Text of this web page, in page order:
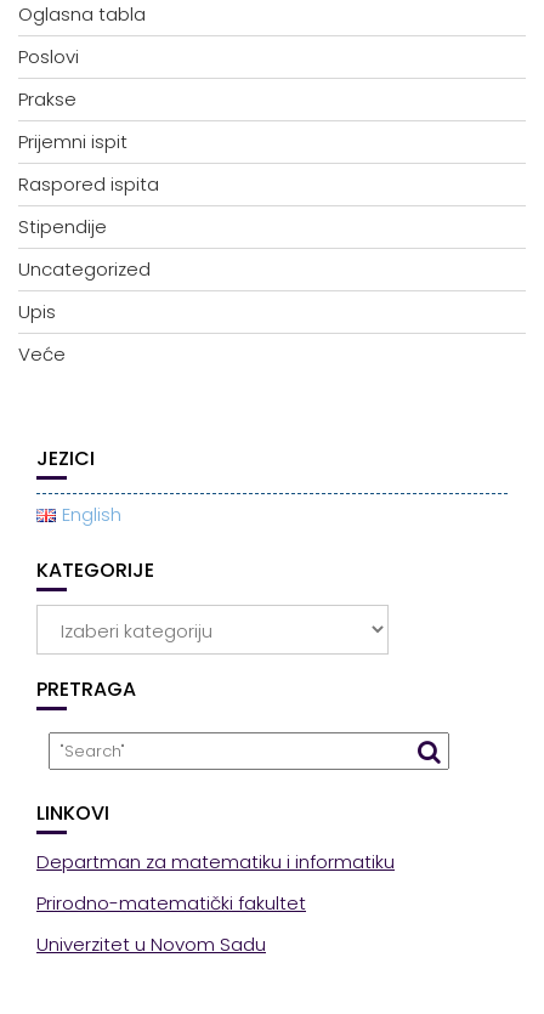
Oglasna tabla
Poslovi
Prakse
Prijemni ispit
Raspored ispita
Stipendije
Uncategorized
Upis
Veće
JEZICI
English
KATEGORIJE
PRETRAGA
LINKOVI
Departman za matematiku i informatiku
Prirodno-matematički fakultet
Univerzitet u Novom Sadu